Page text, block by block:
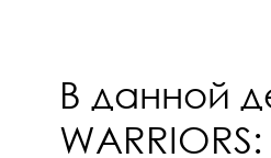
В данной